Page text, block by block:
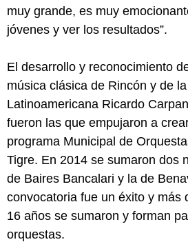
muy grande, es muy
jóvenes y ver los resultados”.
El desarrollo y reconocimiento
música clásica de Rincón y de
Latinoamericana Ricardo
fueron las que empujaron a
programa Municipal de
Tigre. En 2014 se sumaron dos
de Baires Bancalari y la de
convocatoria fue un éxito y más
16 años se sumaron y forman
orquestas.